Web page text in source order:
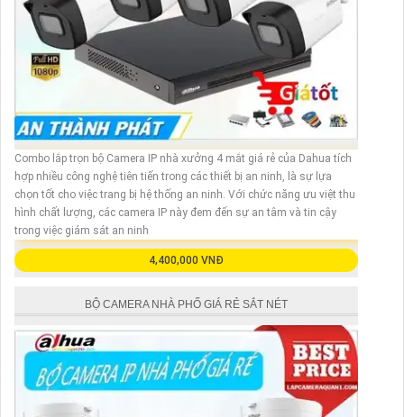
Combo lắp trọn bộ Camera IP nhà xưởng 4 mắt giá rẻ của Dahua tích
hợp nhiều công nghệ tiên tiến trong các thiết bị an ninh, là sự lựa
chọn tốt cho việc trang bị hệ thống an ninh. Với chức năng ưu việt thu
hình chất lượng, các camera IP này đem đến sự an tâm và tin cậy
trong việc giám sát an ninh
4,400,000 VNĐ
BỘ CAMERA NHÀ PHỐ GIÁ RẺ SẮT NÉT